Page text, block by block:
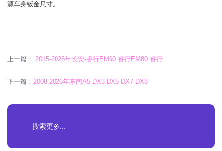
源车身钣金尺寸。
上一篇： 2015-2026年长安-睿行EM60 睿行EM80 睿行
下一篇： 2008-2026年东南A5 DX3 DX5 DX7 DX8